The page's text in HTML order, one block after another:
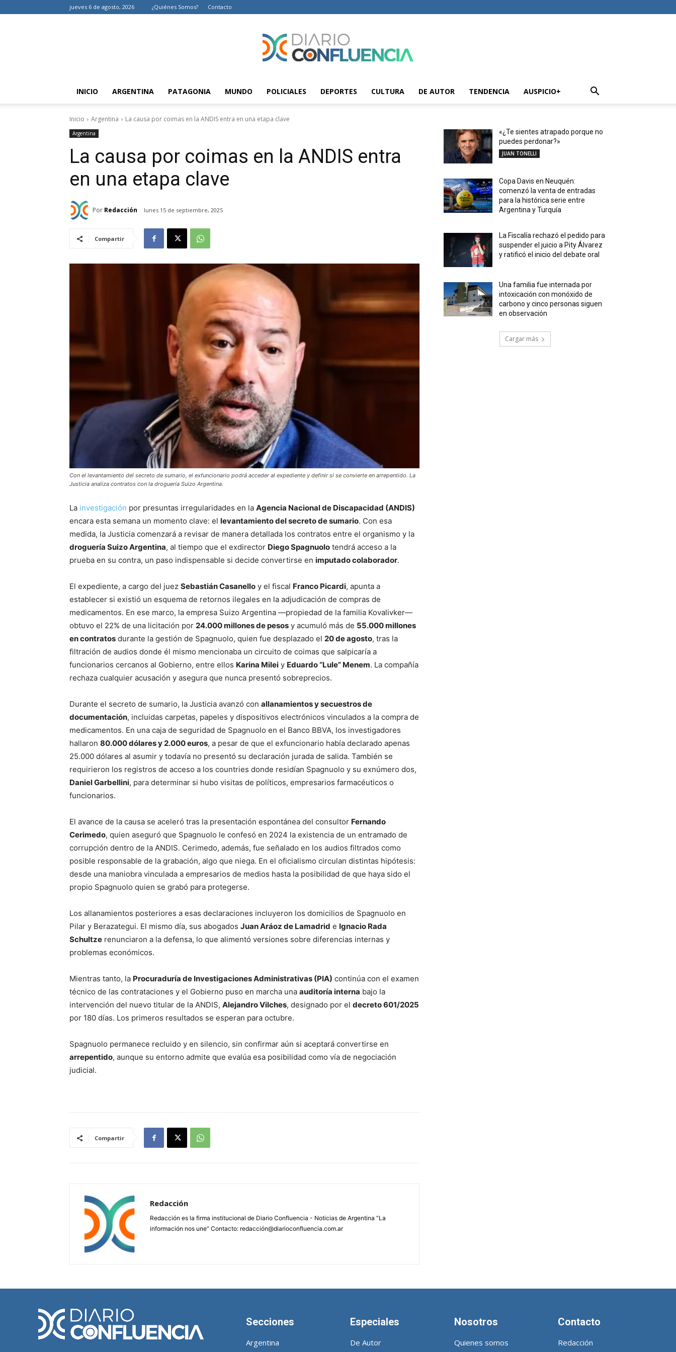
jueves 6 de agosto, 2026 ¿Quiénes Somos? Contacto
Diario
Confluencia
INICIO ARGENTINA PATAGONIA MUNDO POLICIALES DEPORTES CULTURA DE AUTOR TENDENCIA AUSPICIO+
Inicio Argentina La causa por coimas en la ANDIS entra en una etapa clave
Argentina
La causa por coimas en la ANDIS entra
en una etapa clave
Por Redacción lunes 15 de septiembre, 2025
Compartir
Con el levantamiento del secreto de sumario, el exfuncionario podrá acceder al expediente y definir si se convierte en arrepentido. La
Justicia analiza contratos con la droguería Suizo Argentina.
La investigación por presuntas irregularidades en la Agencia Nacional de Discapacidad (ANDIS)
encara esta semana un momento clave: el levantamiento del secreto de sumario. Con esa
medida, la Justicia comenzará a revisar de manera detallada los contratos entre el organismo y la
droguería Suizo Argentina, al tiempo que el exdirector Diego Spagnuolo tendrá acceso a la
prueba en su contra, un paso indispensable si decide convertirse en imputado colaborador.
El expediente, a cargo del juez Sebastián Casanello y el fiscal Franco Picardi, apunta a
establecer si existió un esquema de retornos ilegales en la adjudicación de compras de
medicamentos. En ese marco, la empresa Suizo Argentina —propiedad de la familia Kovalivker—
obtuvo el 22% de una licitación por 24.000 millones de pesos y acumuló más de 55.000 millones
en contratos durante la gestión de Spagnuolo, quien fue desplazado el 20 de agosto, tras la
filtración de audios donde él mismo mencionaba un circuito de coimas que salpicaría a
funcionarios cercanos al Gobierno, entre ellos Karina Milei y Eduardo “Lule” Menem. La compañía
rechaza cualquier acusación y asegura que nunca presentó sobreprecios.
Durante el secreto de sumario, la Justicia avanzó con allanamientos y secuestros de
documentación, incluidas carpetas, papeles y dispositivos electrónicos vinculados a la compra de
medicamentos. En una caja de seguridad de Spagnuolo en el Banco BBVA, los investigadores
hallaron 80.000 dólares y 2.000 euros, a pesar de que el exfuncionario había declarado apenas
25.000 dólares al asumir y todavía no presentó su declaración jurada de salida. También se
requirieron los registros de acceso a los countries donde residían Spagnuolo y su exnúmero dos,
Daniel Garbellini, para determinar si hubo visitas de políticos, empresarios farmacéuticos o
funcionarios.
El avance de la causa se aceleró tras la presentación espontánea del consultor Fernando
Cerimedo, quien aseguró que Spagnuolo le confesó en 2024 la existencia de un entramado de
corrupción dentro de la ANDIS. Cerimedo, además, fue señalado en los audios filtrados como
posible responsable de la grabación, algo que niega. En el oficialismo circulan distintas hipótesis:
desde una maniobra vinculada a empresarios de medios hasta la posibilidad de que haya sido el
propio Spagnuolo quien se grabó para protegerse.
Los allanamientos posteriores a esas declaraciones incluyeron los domicilios de Spagnuolo en
Pilar y Berazategui. El mismo día, sus abogados Juan Aráoz de Lamadrid e Ignacio Rada
Schultze renunciaron a la defensa, lo que alimentó versiones sobre diferencias internas y
problemas económicos.
Mientras tanto, la Procuraduría de Investigaciones Administrativas (PIA) continúa con el examen
técnico de las contrataciones y el Gobierno puso en marcha una auditoría interna bajo la
intervención del nuevo titular de la ANDIS, Alejandro Vilches, designado por el decreto 601/2025
por 180 días. Los primeros resultados se esperan para octubre.
Spagnuolo permanece recluido y en silencio, sin confirmar aún si aceptará convertirse en
arrepentido, aunque su entorno admite que evalúa esa posibilidad como vía de negociación
judicial.
Compartir
Redacción
Redacción es la firma institucional de Diario Confluencia - Noticias de Argentina “La
información nos une” Contacto: redacción@diarioconfluencia.com.ar
«¿Te sientes atrapado porque no
puedes perdonar?»
JUAN TONELLI
Copa Davis en Neuquén:
comenzó la venta de entradas
para la histórica serie entre
Argentina y Turquía
La Fiscalía rechazó el pedido para
suspender el juicio a Pity Álvarez
y ratificó el inicio del debate oral
Una familia fue internada por
intoxicación con monóxido de
carbono y cinco personas siguen
en observación
Cargar más
Secciones
Argentina
Especiales
De Autor
Nosotros
Quienes somos
Contacto
Redacción